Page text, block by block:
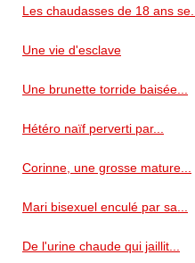
Les chaudasses de 18 ans se...
Une vie d'esclave
Une brunette torride baisée...
Hétéro naïf perverti par...
Corinne, une grosse mature...
Mari bisexuel enculé par sa...
De l'urine chaude qui jaillit...